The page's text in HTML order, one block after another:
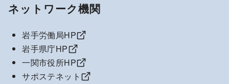
ネットワーク機関
岩手労働局HP
岩手県庁HP
一関市役所HP
サポステネット